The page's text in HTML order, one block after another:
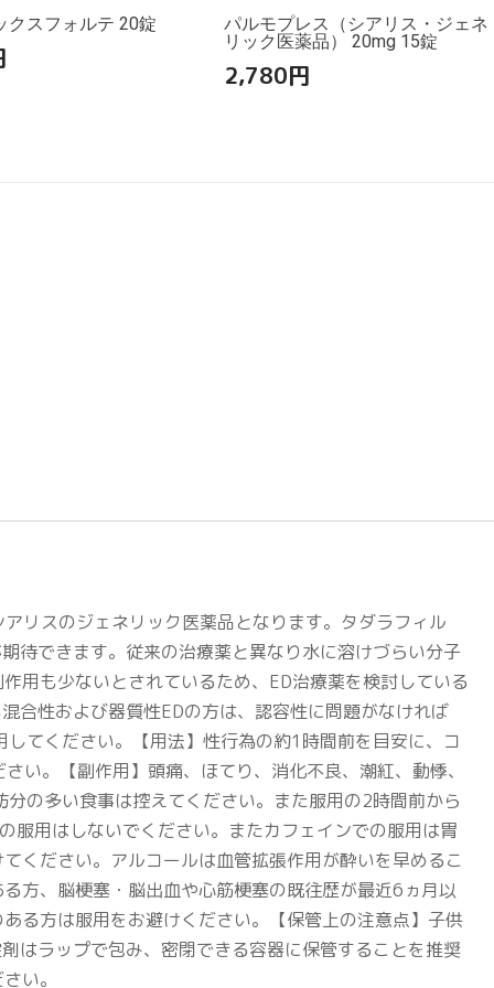
クスフォルテ 20錠
パルモプレス（シアリス・ジェネ
リック医薬品） 20mg 15錠
2,780円
リスのジェネリック医薬品となります。タダラフィル
待できます。従来の治療薬と異なり水に溶けづらい分子
用も少ないとされているため、ED治療薬を検討している
合性および器質性EDの方は、認容性に問題がなければ
てください。【用法】性行為の約1時間前を目安に、コ
。【副作用】頭痛、ほてり、消化不良、潮紅、動悸、
の多い食事は控えてください。また服用の2時間前から
服用はしないでください。またカフェインでの服用は胃
ください。アルコールは血管拡張作用が酔いを早めるこ
方、脳梗塞・脳出血や心筋梗塞の既往歴が最近6ヵ月以
る方は服用をお避けください。【保管上の注意点】子供
はラップで包み、密閉できる容器に保管することを推奨
い。